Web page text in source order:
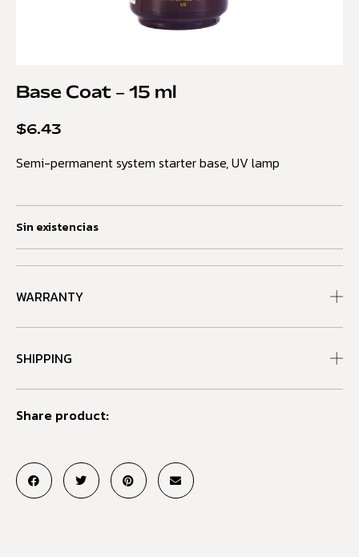
Base Coat – 15 ml
$6.43
Semi-permanent system starter base, UV lamp
Sin existencias
WARRANTY
SHIPPING
Share product: